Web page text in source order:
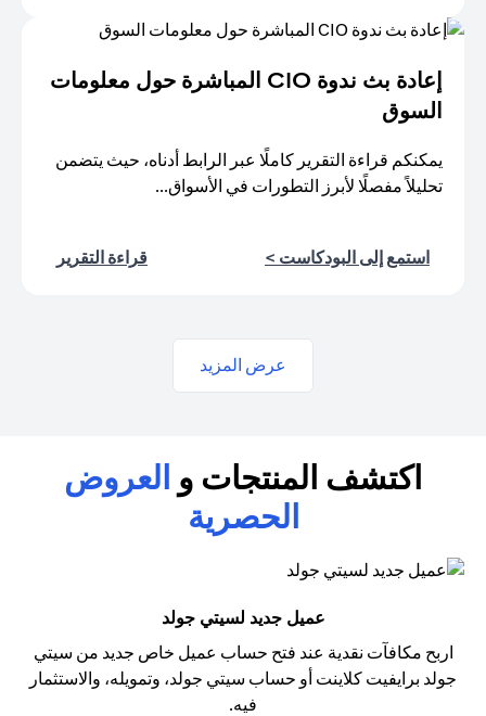
إعادة بث ندوة CIO المباشرة حول معلومات
السوق
يمكنكم قراءة التقرير كاملًا عبر الرابط أدناه، حيث يتضمن
تحليلاً مفصلًا لأبرز التطورات في الأسواق...
استمع إلى البودكاست > قراءة التقرير
عرض المزيد
اكتشف المنتجات و العروض
الحصرية
عميل جديد لسيتي جولد
اربح مكافآت نقدية عند فتح حساب عميل خاص جديد من سيتي
جولد برايفيت كلاينت أو حساب سيتي جولد، وتمويله، والاستثمار
فيه.